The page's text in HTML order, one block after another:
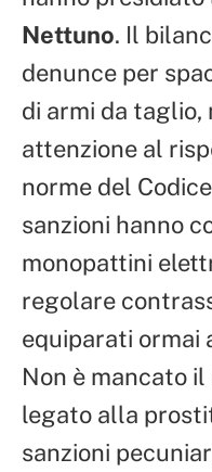
Nettuno. Il
denunce per
di armi da taglio,
attenzione al
norme del
sanzioni hanno
monopattini
regolare
equiparati ormai
Non è mancato
legato alla
sanzioni